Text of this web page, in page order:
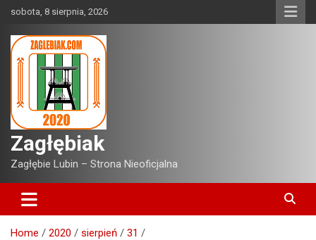
content
sobota, 8 sierpnia, 2026
Zagłębiak
Zagłębie Lubin – Strona Nieoficjalna
Home 2020 sierpień
31